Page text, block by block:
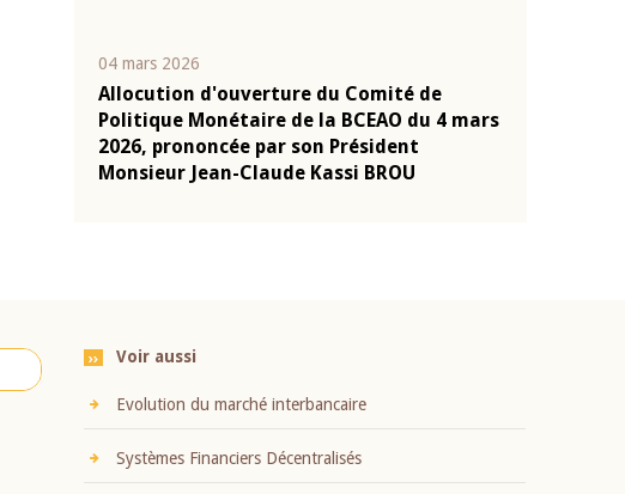
04 mars 2026
Allocution d'ouverture du Comité de
Politique Monétaire de la BCEAO du 4 mars
2026, prononcée par son Président
Monsieur Jean-Claude Kassi BROU
Voir aussi
Evolution du marché interbancaire
Systèmes Financiers Décentralisés